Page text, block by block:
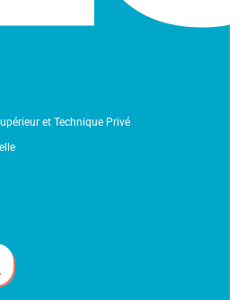
et Technique Privé